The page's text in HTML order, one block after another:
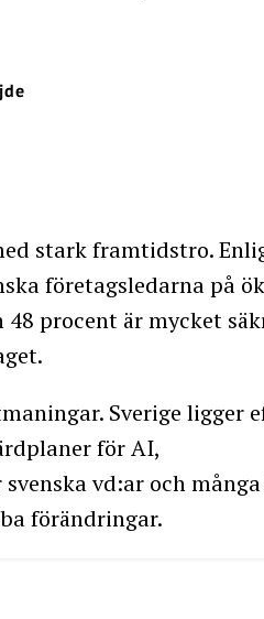
stark framtidstro.
företagsledarna på
procent är mycket
Sverige ligger
för AI,
vd:ar och
förändringar.